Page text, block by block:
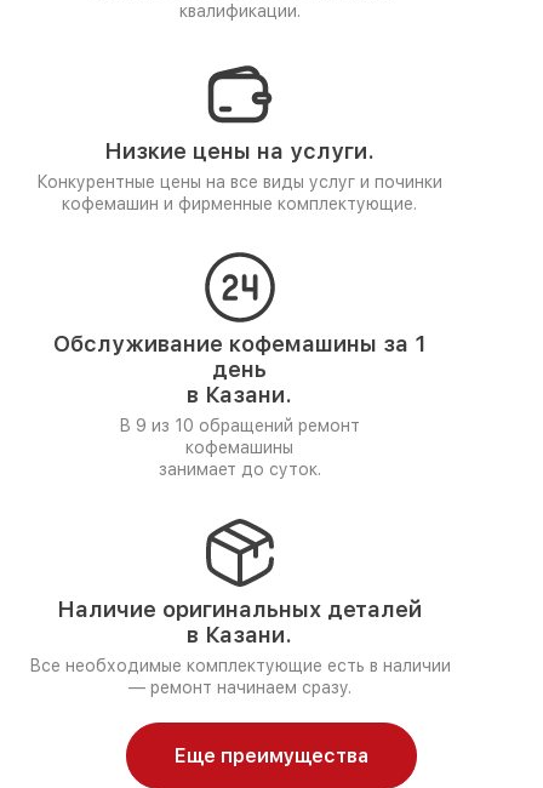
квалификации.
Низкие цены на услуги.
Конкурентные цены на все виды услуг и починки
кофемашин и фирменные комплектующие.
Обслуживание кофемашины за 1
день
в Казани.
В 9 из 10 обращений ремонт
кофемашины
занимает до суток.
Наличие оригинальных деталей
в Казани.
Все необходимые комплектующие есть в наличии
— ремонт начинаем сразу.
Еще преимущества